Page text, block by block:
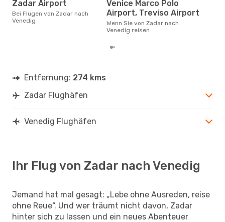
Zadar Airport
Bei Flügen von Zadar nach
Venedig
Venice Marco Polo
Airport, Treviso Airport
Wenn Sie von Zadar nach
Venedig reisen
Entfernung: 274 kms
Zadar Flughäfen
Venedig Flughäfen
Ihr Flug von Zadar nach Venedig
Jemand hat mal gesagt: „Lebe ohne Ausreden, reise
ohne Reue“. Und wer träumt nicht davon, Zadar
hinter sich zu lassen und ein neues Abenteuer